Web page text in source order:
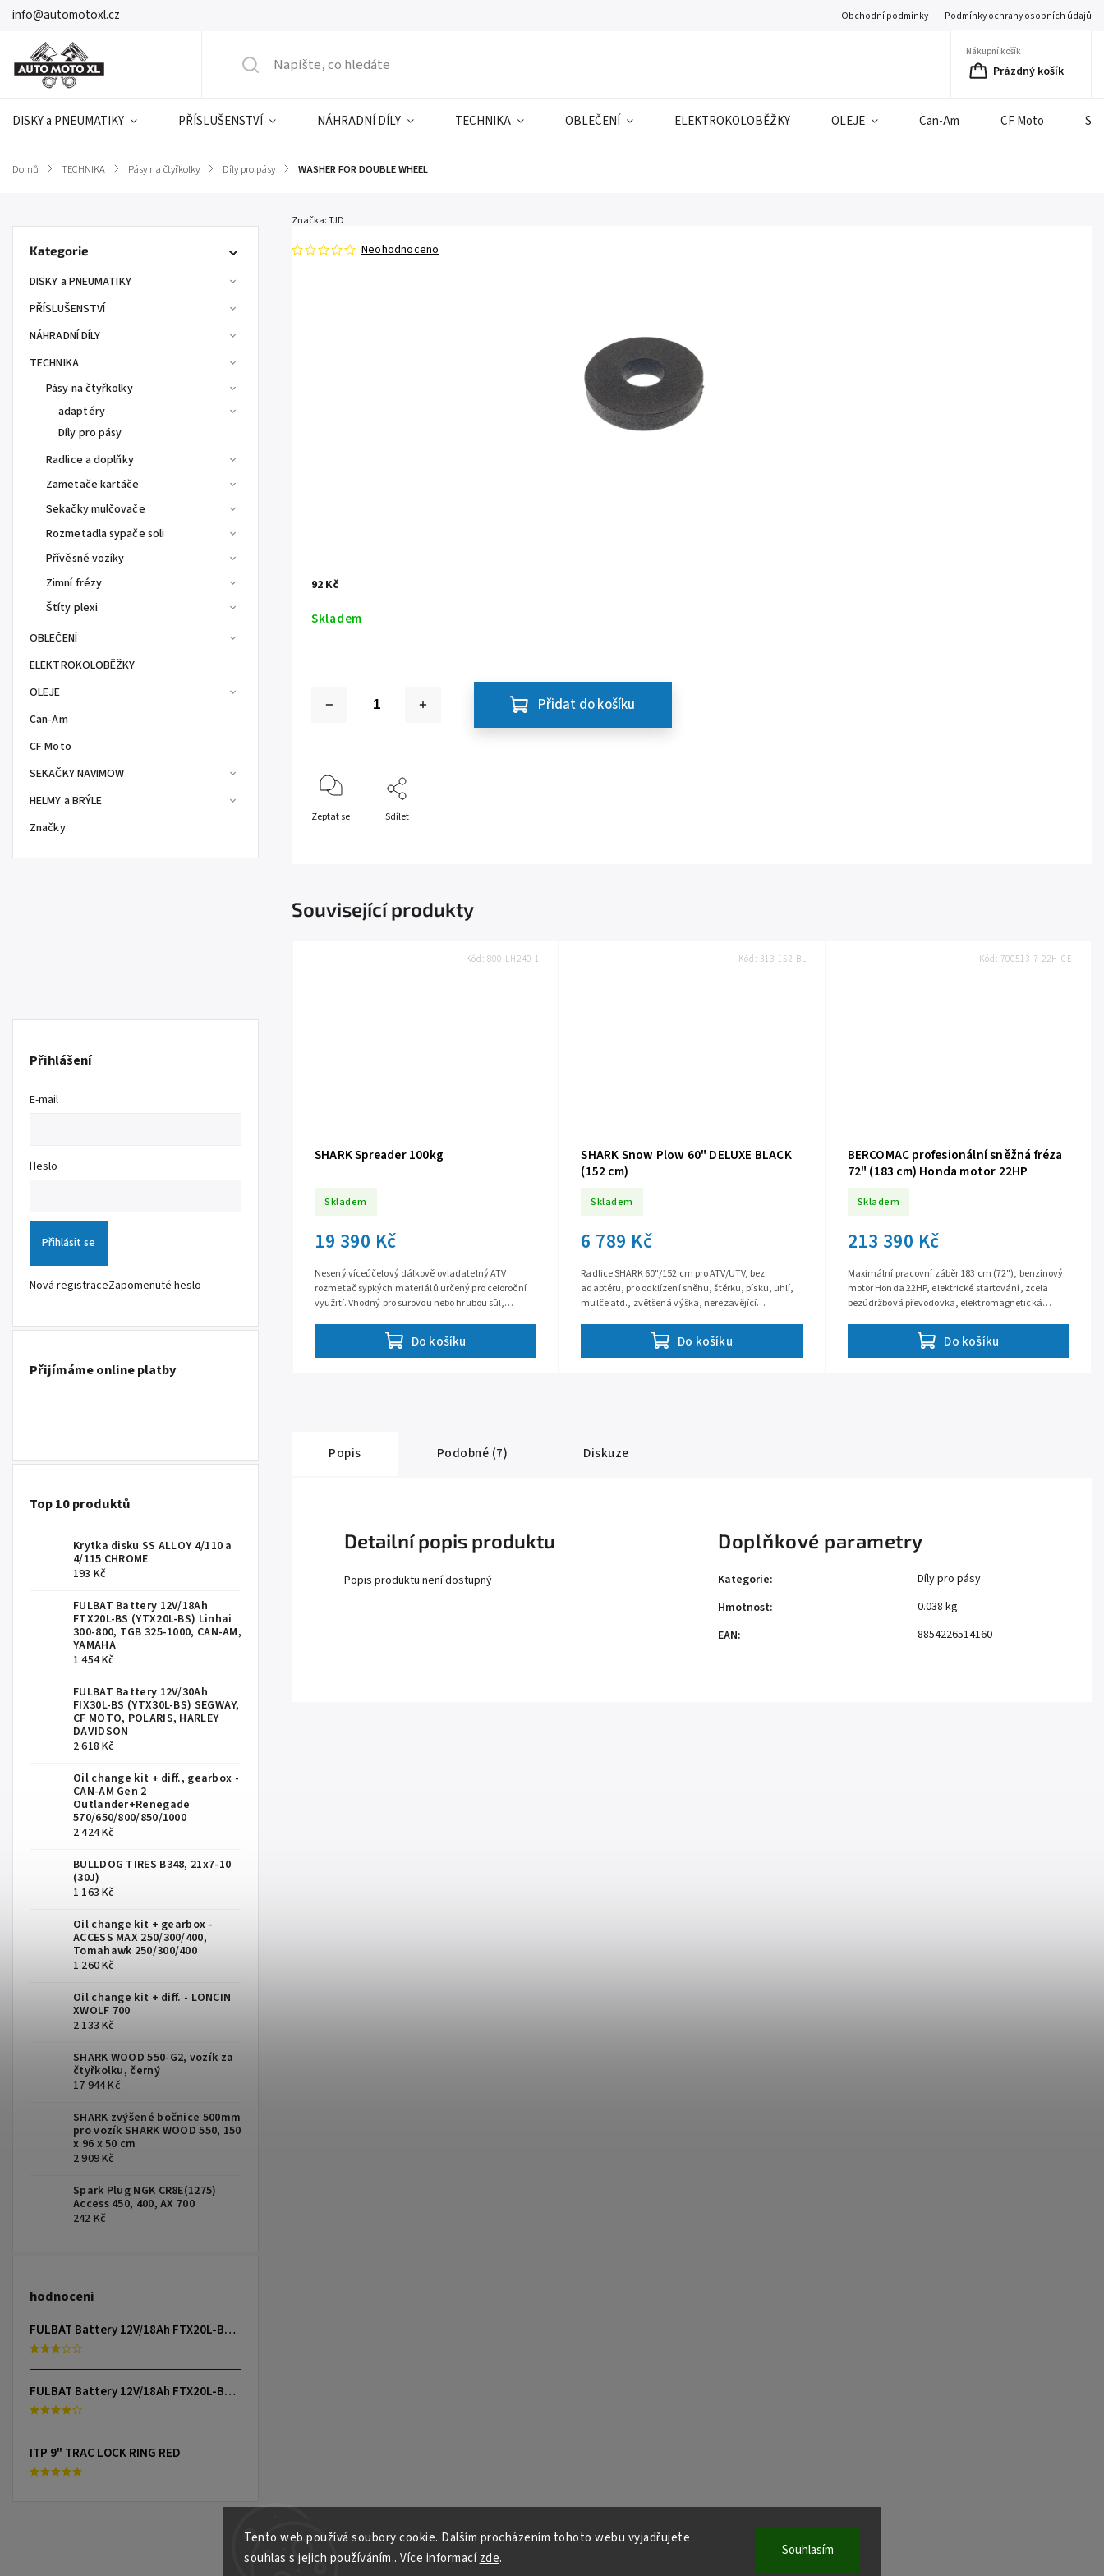
Tento web používá soubory cookie. Dalším procházením tohoto webu vyjadřujete
souhlas s jejich používáním.. Více informacízde. Souhlasím
info@automotoxl.cz Obchodní podmínky Podmínky ochrany osobních údajů
Nákupní košík
Prázdný košík
DISKY a PNEUMATIKY PŘÍSLUŠENSTVÍ NÁHRADNÍ DÍLY TECHNIKA OBLEČENÍ ELEKTROKOLOBĚŽKY OLEJE Can-Am CF Moto
Domů / TECHNIKA / Pásy na čtyřkolky / Díly pro pásy / WASHER FOR DOUBLE WHEEL
Kategorie
DISKY a PNEUMATIKY
PŘÍSLUŠENSTVÍ
NÁHRADNÍ DÍLY
TECHNIKA
Pásy na čtyřkolky
adaptéry
Díly pro pásy
Radlice a doplňky
Zametače kartáče
Sekačky mulčovače
Rozmetadla sypače soli
Přívěsné vozíky
Zimní frézy
Štíty plexi
OBLEČENÍ
ELEKTROKOLOBĚŽKY
OLEJE
Can-Am
CF Moto
SEKAČKY NAVIMOW
HELMY a BRÝLE
Značky
Přihlášení
E-mail
Heslo
Přihlásit se
Nová registraceZapomenuté heslo
Přijímáme online platby
Top 10 produktů
Krytka disku SS ALLOY 4/110 a
4/115 CHROME
193 Kč
FULBAT Battery 12V/18Ah
FTX20L-BS (YTX20L-BS) Linhai
300-800, TGB 325-1000, CAN-AM,
YAMAHA
1 454 Kč
FULBAT Battery 12V/30Ah
FIX30L-BS (YTX30L-BS) SEGWAY,
CF MOTO, POLARIS, HARLEY
DAVIDSON
2 618 Kč
Oil change kit + diff., gearbox -
CAN-AM Gen 2
Outlander+Renegade
570/650/800/850/1000
2 424 Kč
BULLDOG TIRES B348, 21x7-10
(30J)
1 163 Kč
Oil change kit + gearbox -
ACCESS MAX 250/300/400,
Tomahawk 250/300/400
1 260 Kč
Oil change kit + diff. - LONCIN
XWOLF 700
2 133 Kč
SHARK WOOD 550-G2, vozík za
čtyřkolku, černý
17 944 Kč
SHARK zvýšené bočnice 500mm
pro vozík SHARK WOOD 550, 150
x 96 x 50 cm
2 909 Kč
Spark Plug NGK CR8E(1275)
Access 450, 400, AX 700
242 Kč
hodnoceni
FULBAT Battery 12V/18Ah FTX20L-BS (YTX20L-BS) Linhai 300-800, TGB 325-1000, CAN-AM, YAMAHA
FULBAT Battery 12V/18Ah FTX20L-BS (YTX20L-BS) Linhai 300-800, TGB 325-1000, CAN-AM, YAMAHA
ITP 9" TRAC LOCK RING RED
Neohodnoceno
Značka:TJD
92 Kč
Skladem
Přidat do košíku
Zeptat se Sdílet
Související produkty
SHARK Spreader 100kg
Skladem
19 390 Kč
Do košíku
Nesený víceúčelový dálkově ovladatelný ATV
rozmetač sypkých materiálů určený pro celoroční
využití. Vhodný pro surovou nebo hrubou sůl,
Kód:800-LH240-1
SHARK Snow Plow 60" DELUXE BLACK
(152 cm)
Skladem
6 789 Kč
Do košíku
Radlice SHARK 60"/152 cm pro ATV/UTV, bez
adaptéru, pro odklízení sněhu, štěrku, písku, uhlí,
mulče atd., zvětšená výška, nerezavějící
Kód: 313-152-BL
BERCOMAC profesionální sněžná fréza
72" (183 cm) Honda motor 22HP
Skladem
213 390 Kč
Do košíku
Maximální pracovní záběr 183 cm (72"), benzínový
motor Honda 22HP, elektrické startování, zcela
bezúdržbová převodovka, elektromagnetická
Kód: 700513-7-22H-CE
Popis Podobné (7) Diskuze
Detailní popis produktu
Popis produktu není dostupný
Doplňkové parametry
Kategorie:
Díly pro pásy
Hmotnost:
0.038 kg
EAN: 8854226514160